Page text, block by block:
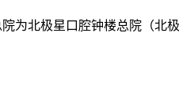
为北极星口腔钟楼总院（